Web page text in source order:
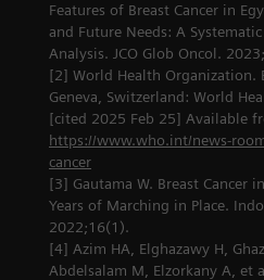
Features of Breast Cancer in
and Future Needs: A
Analysis. JCO Glob Oncol.
[2] World Health Organization.
Geneva, Switzerland: World
[cited 2025 Feb 25] Available
https://www.who.int/news-
cancer
[3] Gautama W. Breast Cancer
Years of Marching in Place.
2022;16(1).
[4] Azim HA, Elghazawy H,
Abdelsalam M, Elzorkany A, et